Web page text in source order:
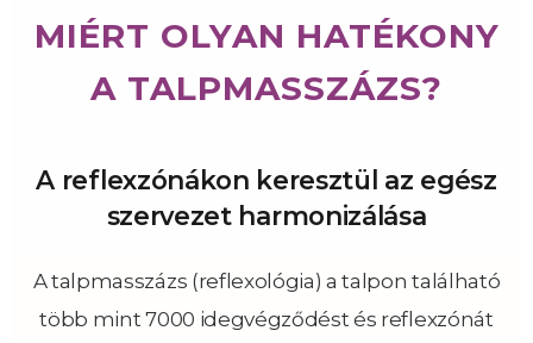
MIÉRT OLYAN HATÉKONY
A TALPMASSZÁZS?
A reflexzónákon keresztül az egész
szervezet harmonizálása
A talpmasszázs (reflexológia) a talpon található
több mint 7000 idegvégződést és reflexzónát